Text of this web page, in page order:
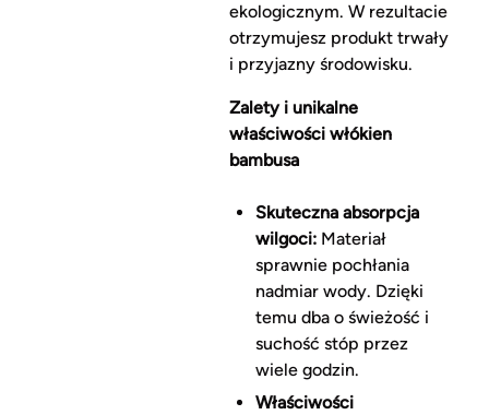
ekologicznym. W rezultacie
otrzymujesz produkt trwały
i przyjazny środowisku.
Zalety i unikalne
właściwości włókien
bambusa
Skuteczna absorpcja
wilgoci:Materiał
sprawnie pochłania
nadmiar wody. Dzięki
temu dba o świeżość i
suchość stóp przez
wiele godzin.
Właściwości